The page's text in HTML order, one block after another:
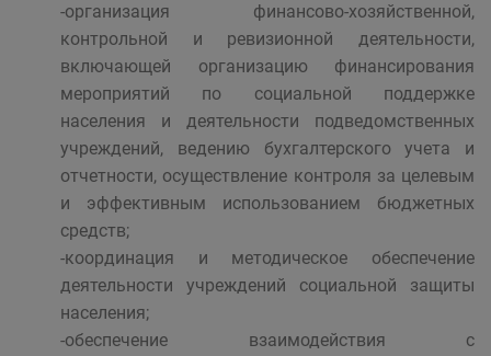
-организация финансово-хозяйственной,
контрольной и ревизионной деятельности,
включающей организацию финансирования
мероприятий по социальной поддержке
населения и деятельности подведомственных
учреждений, ведению бухгалтерского учета и
отчетности, осуществление контроля за целевым
и эффективным использованием бюджетных
средств;
-координация и методическое обеспечение
деятельности учреждений социальной защиты
населения;
-обеспечение взаимодействия с